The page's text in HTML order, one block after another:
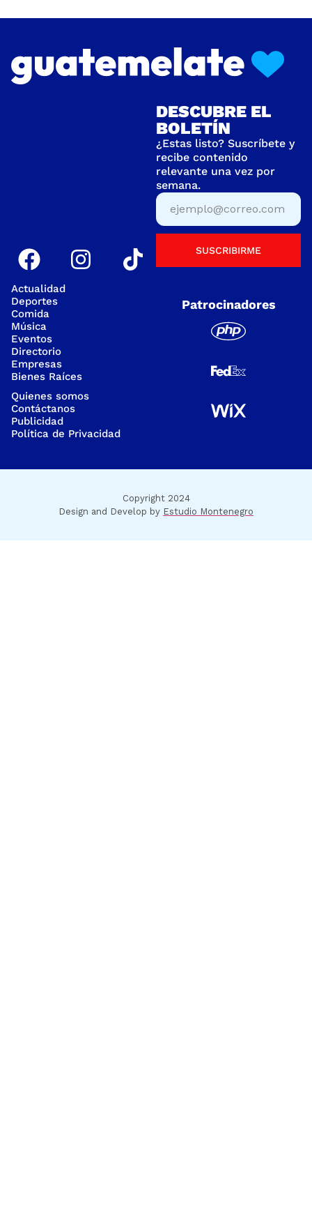
Actualidad
Deportes
Comida
Música
Eventos
Directorio
Empresas
Bienes Raíces
Quienes somos
Contáctanos
Publicidad
Política de Privacidad
DESCUBRE EL
BOLETÍN
¿Estas listo? Suscríbete y
recibe contenido
relevante una vez por
semana.
SUSCRIBIRME
Patrocinadores
Copyright 2024
Design and Develop by Estudio Montenegro